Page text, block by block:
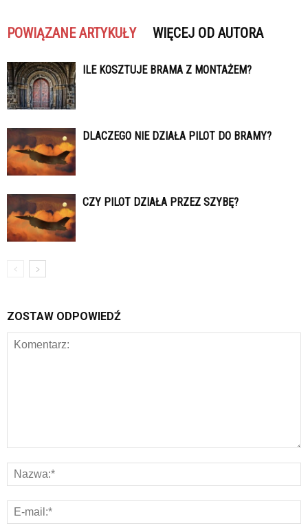
POWIĄZANE ARTYKUŁY WIĘCEJ OD AUTORA
ILE KOSZTUJE BRAMA Z MONTAŻEM?
DLACZEGO NIE DZIAŁA PILOT DO BRAMY?
CZY PILOT DZIAŁA PRZEZ SZYBĘ?
ZOSTAW ODPOWIEDŹ